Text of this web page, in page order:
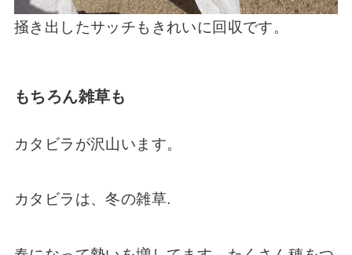
掻き出したサッチもきれいに回収です。
もちろん雑草も
カタビラが沢山います。
カタビラは、冬の雑草.